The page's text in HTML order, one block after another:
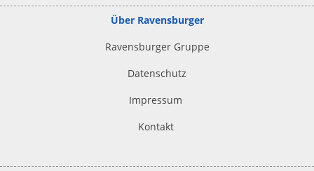
Über Ravensburger
Ravensburger Gruppe
Datenschutz
Impressum
Kontakt